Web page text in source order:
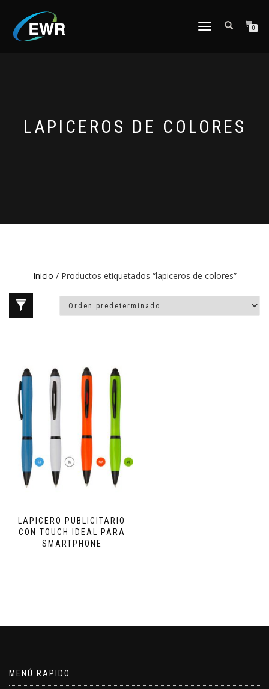
CAMBIAR
0
LAPICEROS DE COLORES
Inicio / Productos etiquetados “lapiceros de colores”
LAPICERO PUBLICITARIO
CON TOUCH IDEAL PARA
SMARTPHONE
MENÚ RAPIDO